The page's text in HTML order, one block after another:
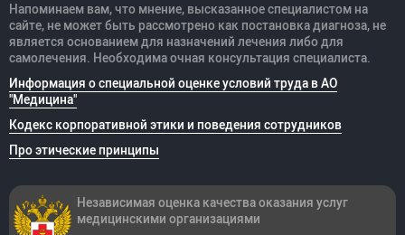
Напоминаем вам, что мнение, высказанное специалистом на
сайте, не может быть рассмотрено как постановка диагноза, не
является основанием для назначений лечения либо для
самолечения. Необходима очная консультация специалиста.
Информация о специальной оценке условий труда в АО
"Медицина"
Кодекс корпоративной этики и поведения сотрудников
Про этические принципы
Независимая оценка качества оказания услуг
медицинскими организациями